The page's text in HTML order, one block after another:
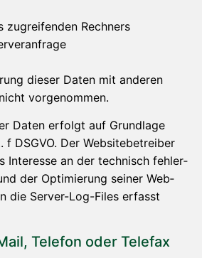
zugrei­fen­den Rechners
die­ser Daten mit ande­ren
vorgenommen.
Daten erfolgt auf Grund­la­ge
f DSGVO. Der Web­site­be­trei­ber
Inter­es­se an der tech­nisch feh­ler­
der Opti­mie­rung sei­ner Web­
die Ser­ver-Log-Files erfasst
Tele­fon oder Telefax